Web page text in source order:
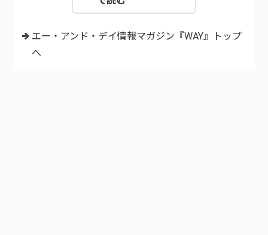
エー・アンド・デイ情報マガジン『WAY』トップ
へ